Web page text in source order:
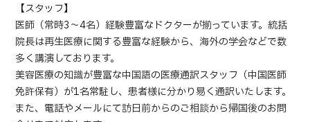
【スタッフ】
医師（常時3～4名）経験豊富なドクターが揃っています。統括
院長は再生医療に関する豊富な経験から、海外の学会などで数
多く講演しております。
美容医療の知識が豊富な中国語の医療通訳スタッフ（中国医師
免許保有）が1名常駐し、患者様に分かり易く通訳いたします。
また、電話やメールにて訪日前からのご相談から帰国後のお問